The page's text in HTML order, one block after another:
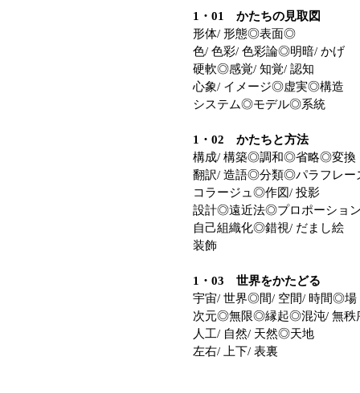
1・01 かたちの見取図
形体/ 形態◎表面◎
色/ 色彩/ 色彩論◎明暗/ かげ
硬軟◎感覚/ 知覚/ 認知
心象/ イメージ◎虚実◎構造
システム◎モデル◎系統
1・02 かたちと方法
構成/ 構築◎調和◎省略◎変換
翻訳/ 造語◎分類◎パラフレー
コラージュ◎作図/ 投影
設計◎遠近法◎プロポーショ
自己組織化◎錯視/ だまし絵
装飾
1・03 世界をかたどる
宇宙/ 世界◎間/ 空間/ 時間◎場
次元◎無限◎縁起◎混沌/ 無秩
人工/ 自然/ 天然◎天地
左右/ 上下/ 表裏